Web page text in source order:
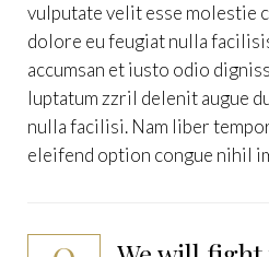
vulputate velit esse molestie
dolore eu feugiat nulla
accumsan et iusto odio
luptatum zzril delenit augue
nulla facilisi. Nam liber
eleifend option congue nihil